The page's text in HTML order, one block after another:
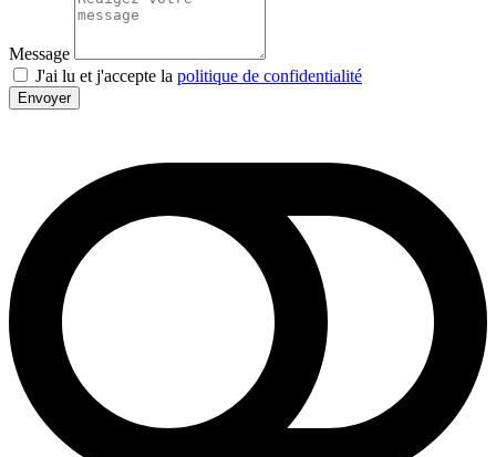
Message
J'ai lu et j'accepte la politique de confidentialité
Envoyer